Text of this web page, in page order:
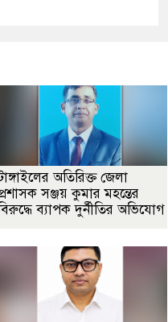
অতিরিক্ত জেলা
সঞ্জয় কুমার মহন্তের
ব্যাপক দুর্নীতির অভিযোগ